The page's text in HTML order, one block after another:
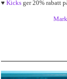
♥ Kicks ger 20% rabatt